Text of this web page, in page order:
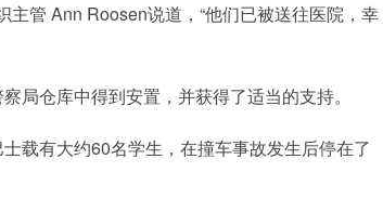
主管 Ann Roosen说道，“他们已被送往医院，幸
局仓库中得到安置，并获得了适当的支持。
载有大约60名学生，在撞车事故发生后停在了